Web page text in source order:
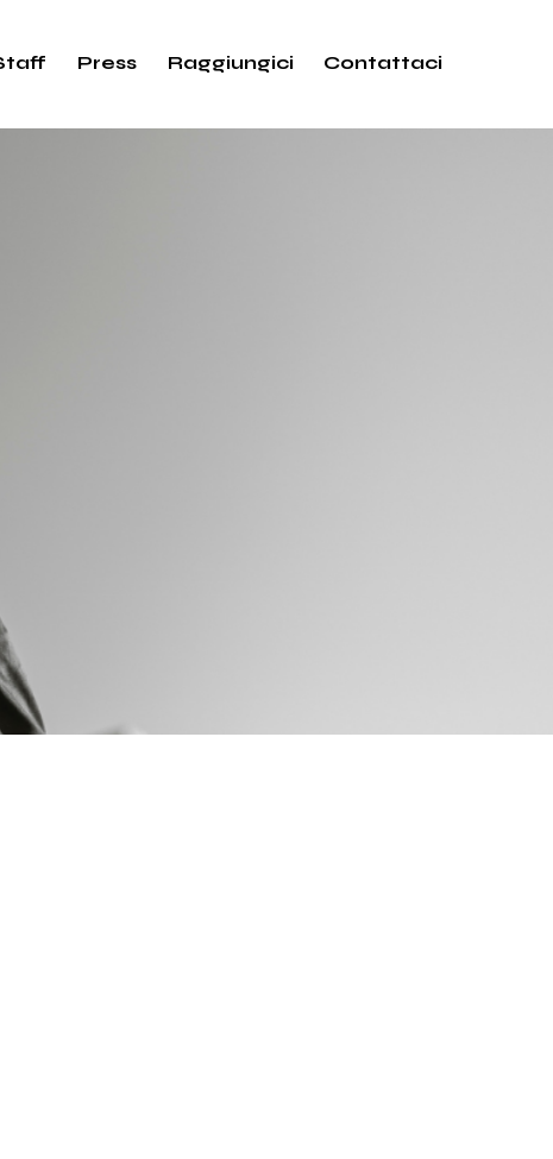
Press Raggiungici Contattaci